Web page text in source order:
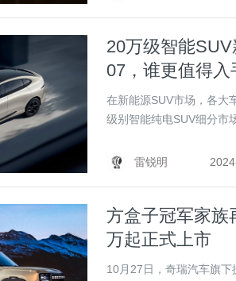
20万级智能
07，谁更值得入
在新能源SUV市场，各大
级别智能纯电SUV细分市
雷锐明
方盒子冠军家族
万起正式上市
10月27日，奇瑞汽车旗